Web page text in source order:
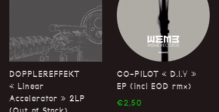
DOPPLEREFFEKT
« Linear
Accelerator » 2LP
CO-PILOT « D.I.Y »
EP (incl EOD rmx)
€2,50